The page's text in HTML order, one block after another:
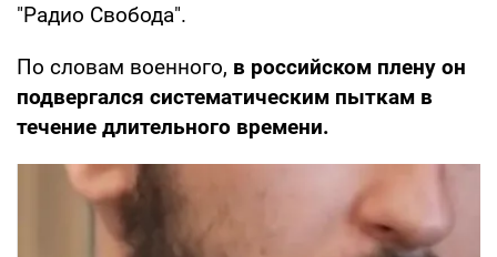
"Радио Свобода".
По словам военного, в российском плену он
подвергался систематическим пыткам в
течение длительного времени.